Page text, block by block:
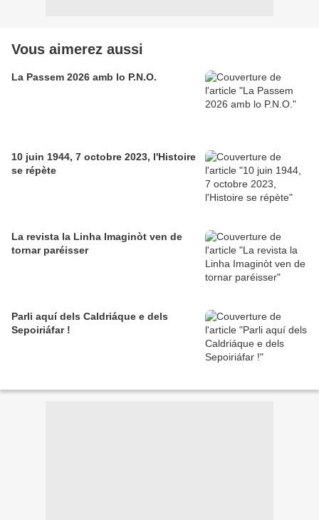
Vous aimerez aussi
La Passem 2026 amb lo P.N.O.
10 juin 1944, 7 octobre 2023, l'Histoire
se répète
La revista la Linha Imaginòt ven de
tornar paréisser
Parli aquí dels Caldriáque e dels
Sepoiriáfar !